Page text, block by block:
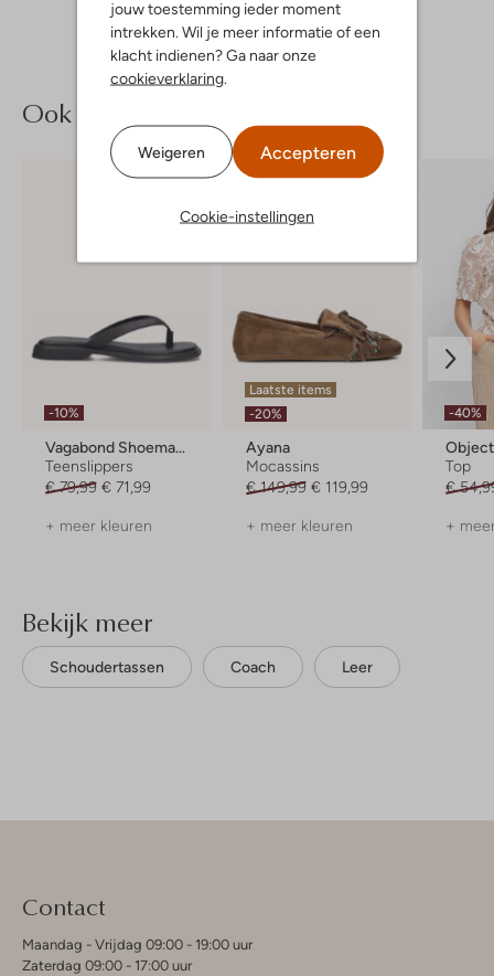
jouw toestemming ieder moment
intrekken. Wil je meer informatie of een
klacht indienen? Ga naar onze
cookieverklaring.
Weigeren Accepteren
Cookie-instellingen
Ook iets voor jou?
-10%
Vagabond Shoemakers
Teenslippers
€ 79,99 € 71,99
+ meer kleuren
Laatste items
-20%
Ayana
Mocassins
€ 149,99 € 119,99
+ meer kleuren
-40%
Object
Top
€
+
Bekijk meer
Schoudertassen Coach Leer
Contact
Maandag - Vrijdag 09:00 - 19:00 uur
Zaterdag 09:00 - 17:00 uur